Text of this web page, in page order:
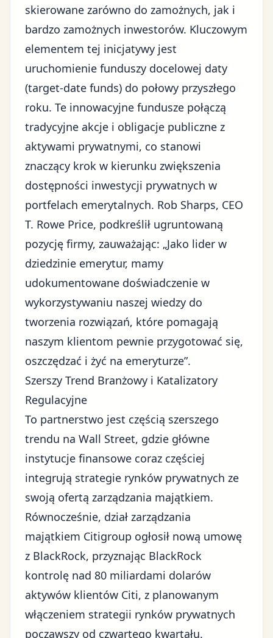
skierowane zarówno do zamożnych, jak i
bardzo zamożnych inwestorów. Kluczowym
elementem tej inicjatywy jest
uruchomienie funduszy docelowej daty
(target-date funds) do połowy przyszłego
roku. Te innowacyjne fundusze połączą
tradycyjne akcje i obligacje publiczne z
aktywami prywatnymi, co stanowi
znaczący krok w kierunku zwiększenia
dostępności inwestycji prywatnych w
portfelach emerytalnych. Rob Sharps, CEO
T. Rowe Price, podkreślił ugruntowaną
pozycję firmy, zauważając: „Jako lider w
dziedzinie emerytur, mamy
udokumentowane doświadczenie w
wykorzystywaniu naszej wiedzy do
tworzenia rozwiązań, które pomagają
naszym klientom pewnie przygotować się,
oszczędzać i żyć na emeryturze”.
Szerszy Trend Branżowy i Katalizatory
Regulacyjne
To partnerstwo jest częścią szerszego
trendu na Wall Street, gdzie główne
instytucje finansowe coraz częściej
integrują strategie rynków prywatnych ze
swoją ofertą zarządzania majątkiem.
Równocześnie, dział zarządzania
majątkiem Citigroup ogłosił nową umowę
z BlackRock, przyznając BlackRock
kontrolę nad 80 miliardami dolarów
aktywów klientów Citi, z planowanym
włączeniem strategii rynków prywatnych
począwszy od czwartego kwartału.